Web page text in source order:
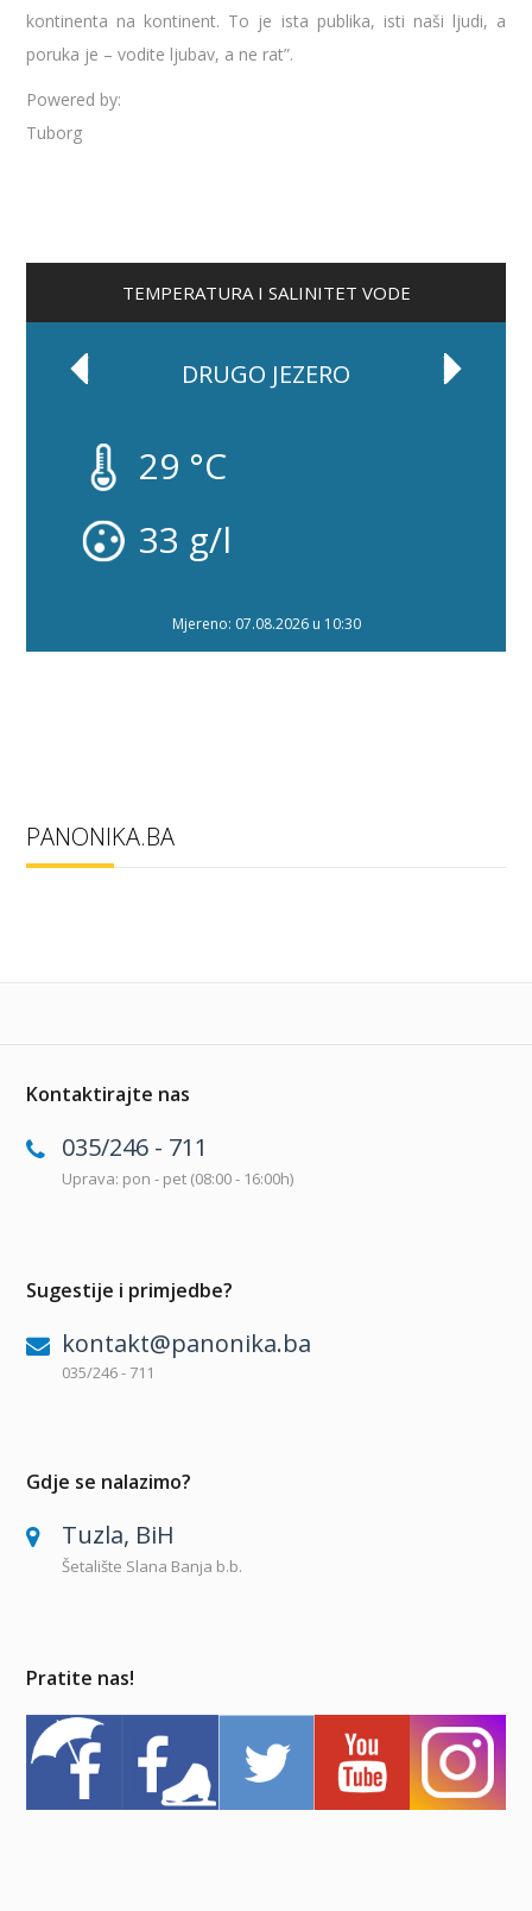
kontinenta na kontinent. To je ista publika, isti naši ljudi, a
poruka je – vodite ljubav, a ne rat”.
Powered by:
Tuborg
TEMPERATURA I SALINITET VODE
DRUGO JEZERO
29 °C
33 g/l
Mjereno: 07.08.2026 u 10:30
PANONIKA.BA
Kontaktirajte nas
035/246 - 711
Uprava: pon - pet (08:00 - 16:00h)
Sugestije i primjedbe?
kontakt@panonika.ba
035/246 - 711
Gdje se nalazimo?
Tuzla, BiH
Šetalište Slana Banja b.b.
Pratite nas!